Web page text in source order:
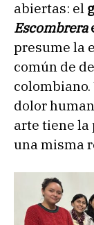
abiertas: el
Escombrera
presume la
común de
colombiano.
dolor
arte tiene la
una misma